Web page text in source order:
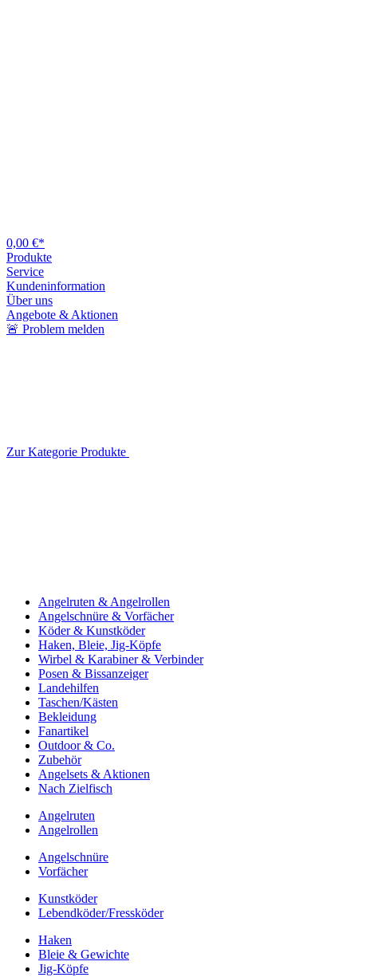
0,00 €*
Produkte
Service
Kundeninformation
Über uns
Angebote & Aktionen
🚨 Problem melden
Zur Kategorie Produkte
Angelruten & Angelrollen
Angelschnüre & Vorfächer
Köder & Kunstköder
Haken, Bleie, Jig-Köpfe
Wirbel & Karabiner & Verbinder
Posen & Bissanzeiger
Landehilfen
Taschen/Kästen
Bekleidung
Fanartikel
Outdoor & Co.
Zubehör
Angelsets & Aktionen
Nach Zielfisch
Angelruten
Angelrollen
Angelschnüre
Vorfächer
Kunstköder
Lebendköder/Fressköder
Haken
Bleie & Gewichte
Jig-Köpfe